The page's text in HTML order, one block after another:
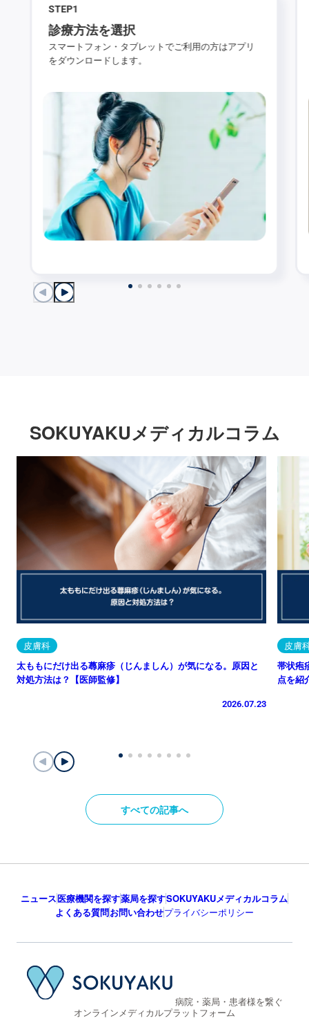
STEP1
診療方法を選択
スマートフォン・タブレットでご利用の方はアプリ
をダウンロードします。
SOKUYAKUメディカルコラム
皮膚科
太ももにだけ出る蕁麻疹（じんましん）が気になる。原因と
対処方法は？【医師監修】
2026.07.23
皮膚
帯状疱
点を紹
すべての記事へ
ニュース医療機関を探す薬局を探すSOKUYAKUメディカルコラム
よくある質問お問い合わせプライバシーポリシー
病院・薬局・患者様を繋ぐ
オンラインメディカルプラットフォーム